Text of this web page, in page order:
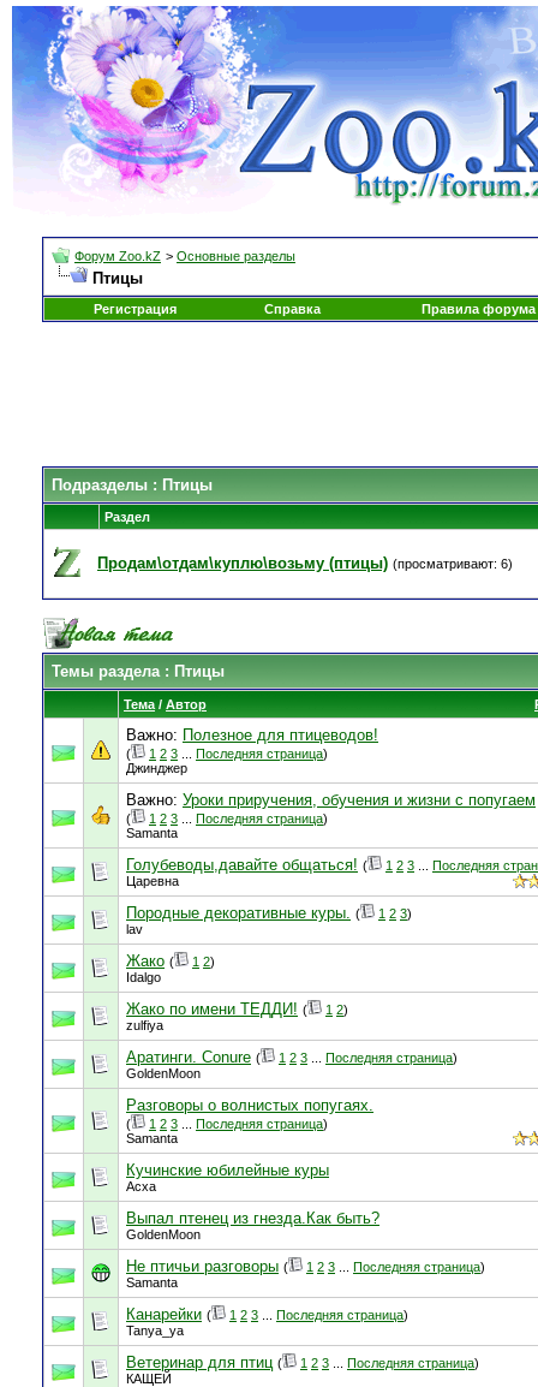
Форум Zoo.kZ > Основные разделы
Птицы
Регистрация Справка Правила форума
Подразделы : Птицы
Раздел
Продам\отдам\куплю\возьму (птицы) (просматривают: 6)
Темы раздела: Птицы
Тема / Автор
Важно: Полезное для птицеводов!
( 1 2 3 Последняя страница)
Джинджер
Важно: Уроки приручения, обучения и жизни с попугаем
( 1 2 3 Последняя страница)
Samanta
Голубеводы,давайте общаться! ( 1 2 3
Последняя
Царевна
Породные декоративные куры. ( 1 2 3)
lav
Жако ( 1 2)
Idalgo
Жако по имени ТЕДДИ! ( 1 2)
zulfiya
Аратинги. Conure ( 1 2 3 Последняя страница)
GoldenMoon
Разговоры о волнистых попугаях.
( 1 2 3 Последняя страница)
Samanta
Кучинские юбилейные куры
Асха
Выпал птенец из гнезда.Как быть?
GoldenMoon
Не птичьи разговоры ( 1 2 3 Последняя страница)
Samanta
Канарейки ( 1 2 3 Последняя страница)
Tanya_ya
Ветеринар для птиц ( 1 2 3 Последняя страница)
КАЩЕЙ